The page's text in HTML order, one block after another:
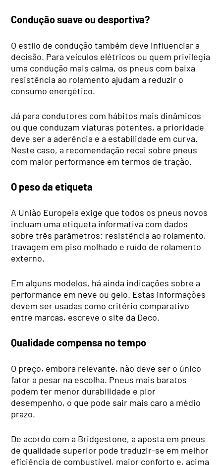
Condução suave ou desportiva?
O estilo de condução também deve influenciar a
decisão. Para veículos elétricos ou quem privilegia
uma condução mais calma, os pneus com baixa
resistência ao rolamento ajudam a reduzir o
consumo energético.
Já para condutores com hábitos mais dinâmicos
ou que conduzam viaturas potentes, a prioridade
deve ser a aderência e a estabilidade em curva.
Neste caso, a recomendação recai sobre pneus
com maior performance em termos de tração.
O peso da etiqueta
A União Europeia exige que todos os pneus novos
incluam uma etiqueta informativa com dados
sobre três parâmetros: resistência ao rolamento,
travagem em piso molhado e ruído de rolamento
externo.
Em alguns modelos, há ainda indicações sobre a
performance em neve ou gelo. Estas informações
devem ser usadas como critério comparativo
entre marcas, escreve o site da Deco.
Qualidade compensa no tempo
O preço, embora relevante, não deve ser o único
fator a pesar na escolha. Pneus mais baratos
podem ter menor durabilidade e pior
desempenho, o que pode sair mais caro a médio
prazo.
De acordo com a Bridgestone, a aposta em pneus
de qualidade superior pode traduzir-se em melhor
eficiência de combustível, maior conforto e, acima